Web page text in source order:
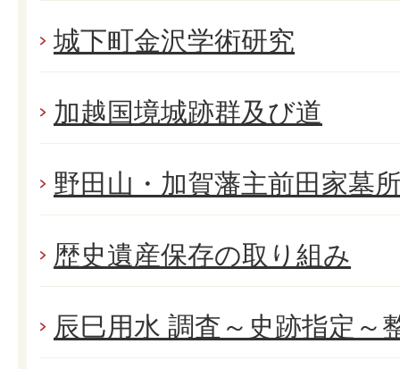
城下町金沢学術研究
加越国境城跡群及び道
野田山・加賀藩主前田家墓
歴史遺産保存の取り組み
辰巳用水 調査～史跡指定～